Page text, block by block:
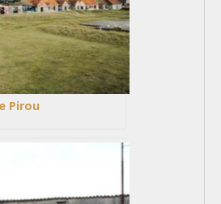
Pirou